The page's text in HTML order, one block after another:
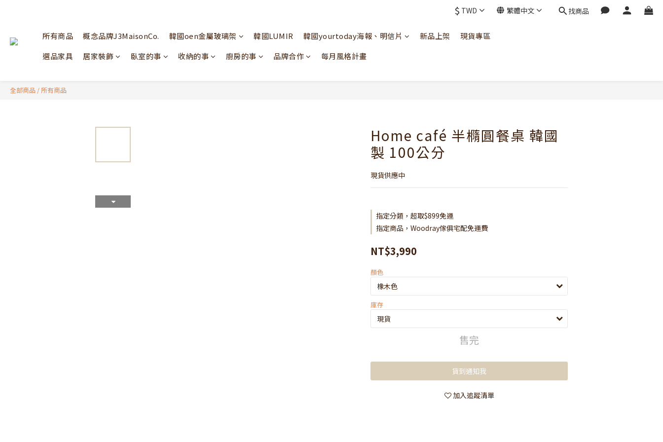
$ TWD 繁體中文 找商品
所有商品 概念品牌J3MaisonCo. 韓國oen金屬玻璃架 韓國LUMIR 韓國yourtoday海報、明信片 新品上架
現貨專區
選品家具
居家裝飾 臥室的事 收納的事 廚房的事 品牌合作 每月風格計畫
全部商品 / 所有商品
Home café 半橢圓餐桌 韓國
製 100公分
現貨供應中
指定分類，超取$899免運
指定商品，Woodray傢俱宅配免運費
NT$3,990
顏色
庫存
售完
貨到通知我
加入追蹤清單